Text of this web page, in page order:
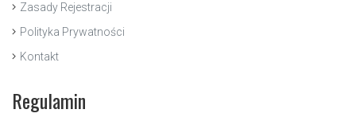
Zasady Rejestracji
Polityka Prywatności
Kontakt
Regulamin